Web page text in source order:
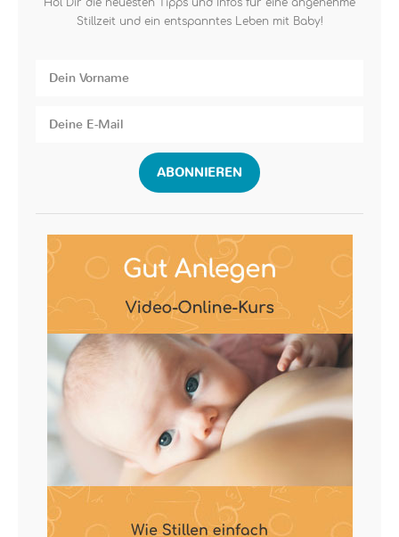
Hol Dir die neuesten Tipps und Infos für eine angenehme
Stillzeit und ein entspanntes Leben mit Baby!
ABONNIEREN